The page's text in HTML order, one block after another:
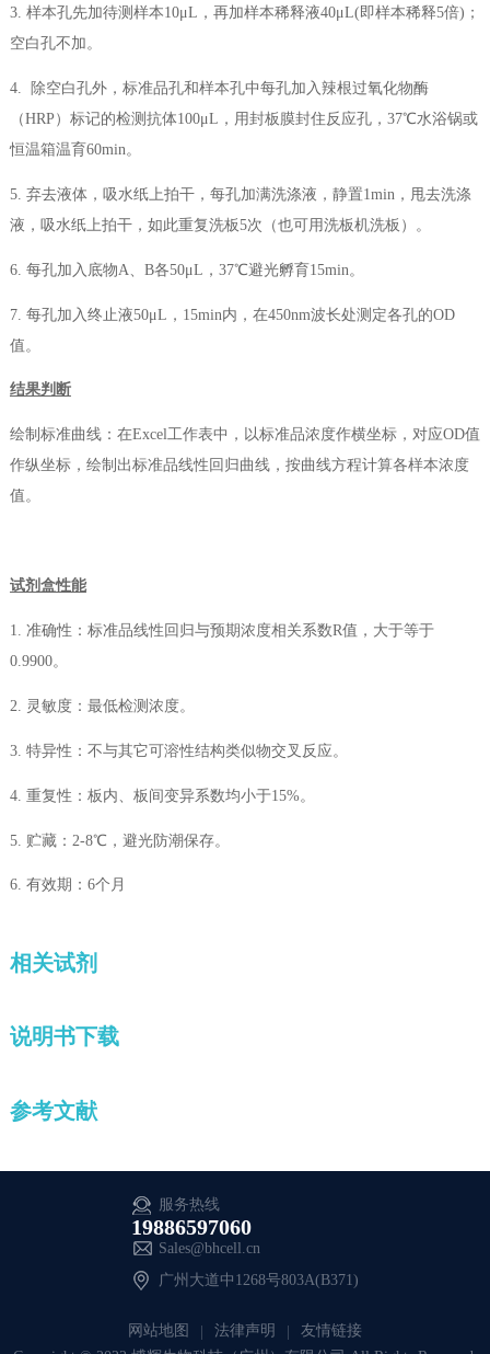
3. 样本孔先加待测样本10μL，再加样本稀释液40μL(即样本稀释5倍)；
空白孔不加。
4. 除空白孔外，标准品孔和样本孔中每孔加入辣根过氧化物酶
（HRP）标记的检测抗体100μL，用封板膜封住反应孔，37℃水浴锅或
恒温箱温育60min。
5. 弃去液体，吸水纸上拍干，每孔加满洗涤液，静置1min，甩去洗涤
液，吸水纸上拍干，如此重复洗板5次（也可用洗板机洗板）。
6. 每孔加入底物A、B各50μL，37℃避光孵育15min。
7. 每孔加入终止液50μL，15min内，在450nm波长处测定各孔的OD
值。
结果判断
绘制标准曲线：在Excel工作表中，以标准品浓度作横坐标，对应OD值
作纵坐标，绘制出标准品线性回归曲线，按曲线方程计算各样本浓度
值。
试剂盒性能
1. 准确性：标准品线性回归与预期浓度相关系数R值，大于等于
0.9900。
2. 灵敏度：最低检测浓度。
3. 特异性：不与其它可溶性结构类似物交叉反应。
4. 重复性：板内、板间变异系数均小于15%。
5. 贮藏：2-8℃，避光防潮保存。
6. 有效期：6个月
相关试剂
说明书下载
参考文献
服务热线
19886597060
Sales@bhcell.cn
广州大道中1268号803A(B371)
网站地图 法律声明
友情链接